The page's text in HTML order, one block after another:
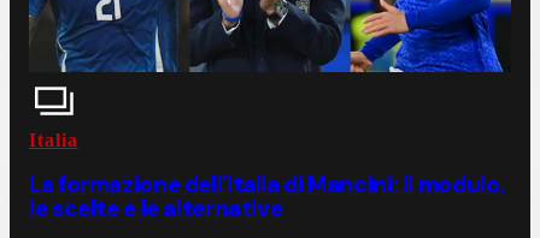
Italia
La formazione dell'Italia di Mancini: il modulo,
le scelte e le alternative